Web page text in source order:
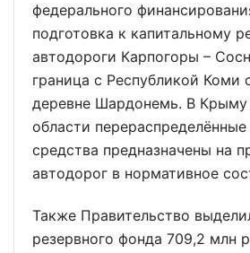
федерального
подготовка к капитальному
автодороги Карпогоры –
граница с Республикой Коми
деревне Шардонемь. В Крыму
области
средства предназначены на
автодорог в нормативное
Также Правительство
резервного фонда 709,2 млн